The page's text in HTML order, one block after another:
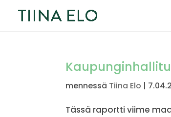
mennessä Tiina Elo |
Tässä raportti viime